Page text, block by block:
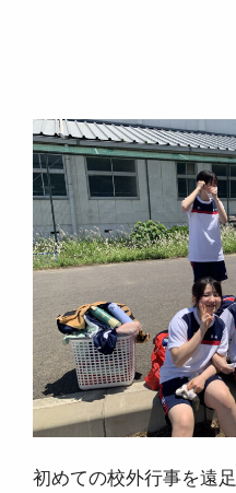
初めての校外行事を遠